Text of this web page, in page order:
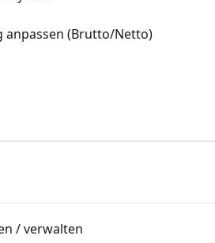
anpassen (Brutto/Netto)
/ verwalten